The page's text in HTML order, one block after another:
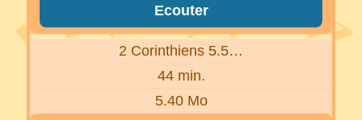
Ecouter
2 Corinthiens 5.5…
44 min.
5.40 Mo